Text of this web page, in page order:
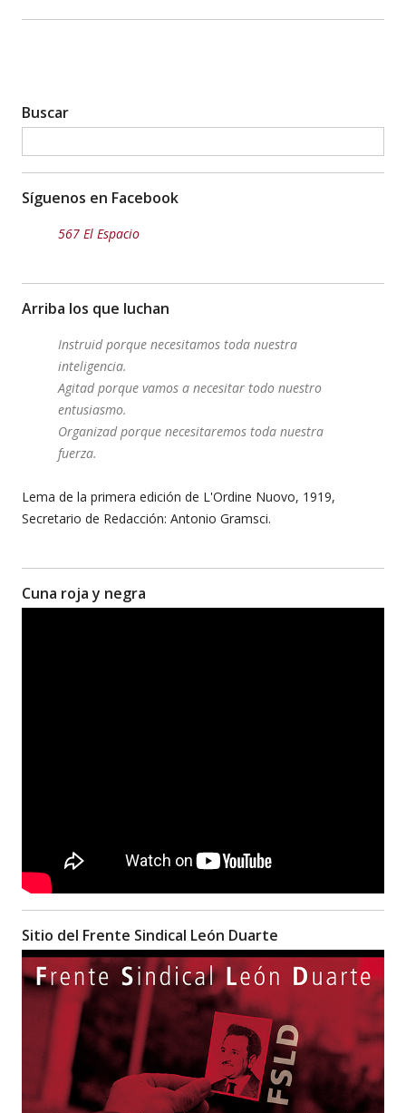
Buscar
Síguenos en Facebook
567 El Espacio
Arriba los que luchan
Instruid porque necesitamos toda nuestra
inteligencia.
Agitad porque vamos a necesitar todo nuestro
entusiasmo.
Organizad porque necesitaremos toda nuestra
fuerza.
Lema de la primera edición de L'Ordine Nuovo, 1919,
Secretario de Redacción: Antonio Gramsci.
Cuna roja y negra
Sitio del Frente Sindical León Duarte